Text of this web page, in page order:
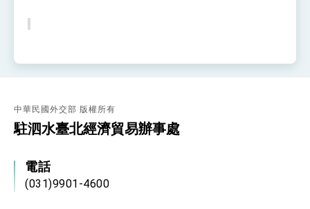
中華民國外交部 版權所有
駐泗水臺北經濟貿易辦事處
電話
(031)9901-4600